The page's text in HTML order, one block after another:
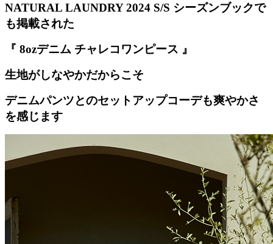
NATURAL LAUNDRY 2024 S/S シーズンブックで
も掲載された
『 8ozデニム チャレコワンピース 』
生地がしなやかだからこそ
デニムパンツとのセットアップコーデも爽やかさ
を感じます